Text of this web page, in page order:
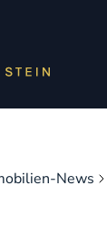
News